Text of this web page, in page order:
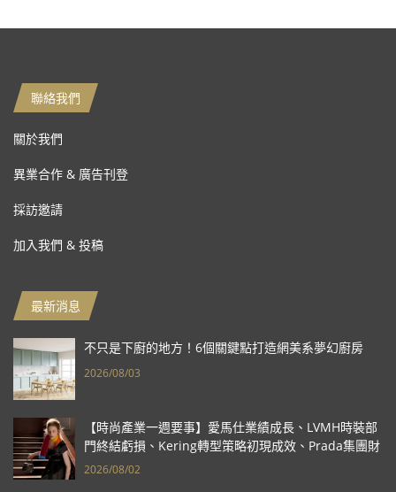
聯絡我們
關於我們
異業合作 & 廣告刊登
採訪邀請
加入我們 & 投稿
最新消息
不只是下廚的地方！6個關鍵點打造網美系夢幻廚房
2026/08/03
【時尚產業一週要事】愛馬仕業績成長、LVMH時裝部
門終結虧損、Kering轉型策略初現成效、Prada集團財
報亮眼
2026/08/02